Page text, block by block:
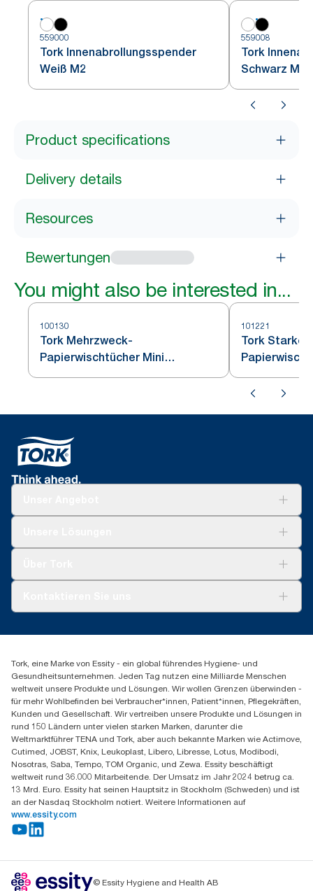
559000
Tork Innenabrollungsspender
Weiß M2
559008
Tork
Schwarz M2
Product specifications
Delivery details
Resources
Bewertungen
You might also be interested in...
100130
Tork Mehrzweck-
Papierwischtücher Mini
Innenabrollung Weiß M1
101221
Tork Starke
Produktreklamation
Spenderreklamation
+49 (0)621/778 4700
Essity Professional Hygiene Germany GmbH
Sandhofer Straße 176
68305 Mannheim
Mo-Do 8:00-16:30 Uhr | Fr 8:00-15:00
Tork, eine Marke von Essity - ein global führendes Hygiene- und
Gesundheitsunternehmen. Jeden Tag nutzen eine Milliarde Menschen
weltweit unsere Produkte und Lösungen. Wir wollen Grenzen überwinden -
für mehr Wohlbefinden bei Verbraucher*innen, Patient*innen, Pflegekräften,
Kunden und Gesellschaft. Wir vertreiben unsere Produkte und Lösungen in
rund 150 Ländern unter vielen starken Marken, darunter die
Weltmarktführer TENA und Tork, aber auch bekannte Marken wie Actimove,
Cutimed, JOBST, Knix, Leukoplast, Libero, Libresse, Lotus, Modibodi,
Nosotras, Saba, Tempo, TOM Organic, und Zewa. Essity beschäftigt
weltweit rund 36.000 Mitarbeitende. Der Umsatz im Jahr 2024 betrug ca.
13 Mrd. Euro. Essity hat seinen Hauptsitz in Stockholm (Schweden) und ist
an der Nasdaq Stockholm notiert. Weitere Informationen auf
www.essity.com
© Essity Hygiene and Health AB